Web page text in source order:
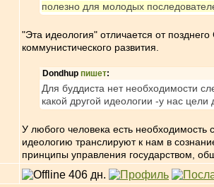
полезно для молодых
"Эта идеология" отличается от
коммунистического развития.
Dondhup пишет:
Для буддиста нет необходимости
какой другой идеологии -у нас цели
У любого человека есть
идеологию транслируют к нам в
принципы управления государством,